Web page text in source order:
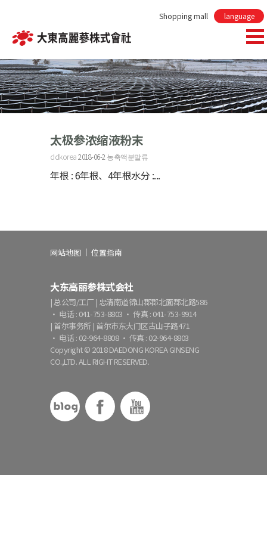
Shopping mall language
太极参浓缩液粉末
ddkorea2018-06-2 농축액분말류
年根 : 6年根、4年根水分 :...
网站地图 位置指南
大东高丽参株式会社
| 总公司/工厂 | 忠清南道锦山郡郡北面郡北路586
· 电话 : 041-753-8803 · 传真 : 041-753-9914
| 首尔事务所 | 首尔市东大门区古山子路471
· 电话 : 02-964-8808 · 传真 : 02-964-8803
Copyright © 2018 DAEDONG KOREA GINSENG
CO.,LTD. ALL RIGHT RESERVED.